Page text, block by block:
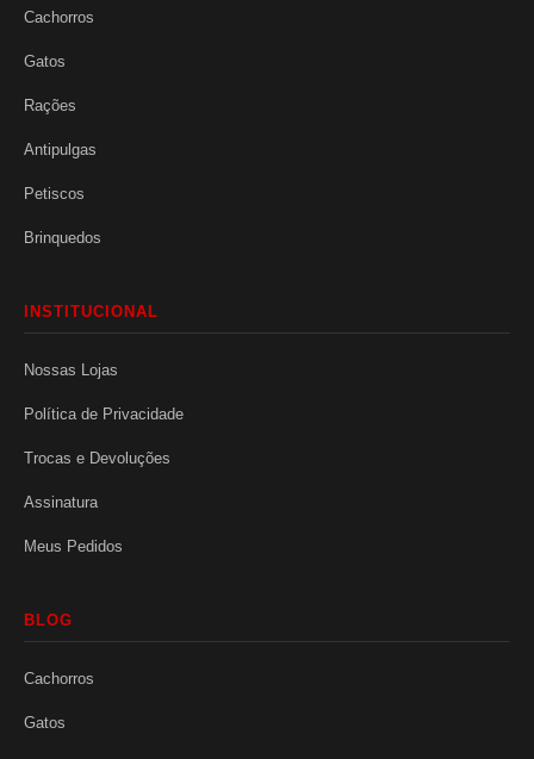
Cachorros
Gatos
Rações
Antipulgas
Petiscos
Brinquedos
INSTITUCIONAL
Nossas Lojas
Política de Privacidade
Trocas e Devoluções
Assinatura
Meus Pedidos
BLOG
Cachorros
Gatos